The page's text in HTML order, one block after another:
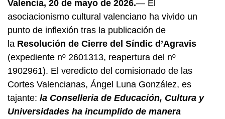
Valencia, 20 de mayo de 2026.— El
asociacionismo cultural valenciano ha vivido un
punto de inflexión tras la publicación de
la Resolución de Cierre del Síndic d’Agravis
(expediente nº 2601313, reapertura del nº
1902961). El veredicto del comisionado de las
Cortes Valencianas, Ángel Luna González, es
tajante: la Conselleria de Educación, Cultura y
Universidades ha incumplido de manera